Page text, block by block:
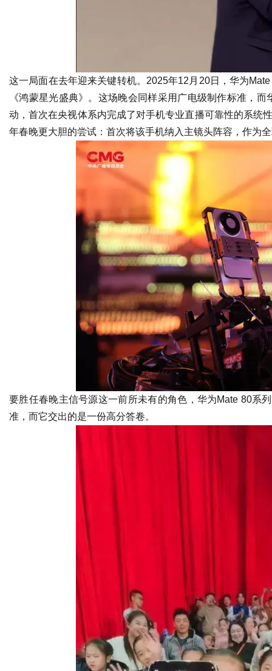
这一局面在去年迎来关键转机。2025年12月20日，华为
《鸿蒙星光盛典》。这场晚会同样采用广电级制作标准，
动，首次在央视体系内完成了对手机专业直播可靠性的系统
年春晚更大胆的尝试：首次将该手机纳入主镜头阵容，作为
要胜任春晚主信号源这一前所未有的角色，华为Mate 80系
准，而它交出的是一份高分答卷。